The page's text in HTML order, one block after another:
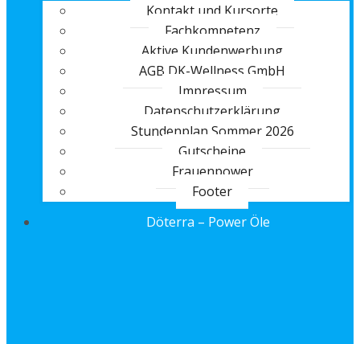
Kontakt und Kursorte
Fachkompetenz
Aktive Kundenwerbung
AGB DK-Wellness GmbH
Impressum
Datenschutzerklärung
Stundenplan Sommer 2026
Gutscheine
Frauenpower
Footer
Döterra – Power Öle